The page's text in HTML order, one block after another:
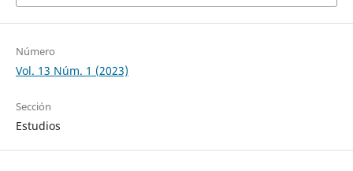
Número
Vol. 13 Núm. 1 (2023)
Sección
Estudios